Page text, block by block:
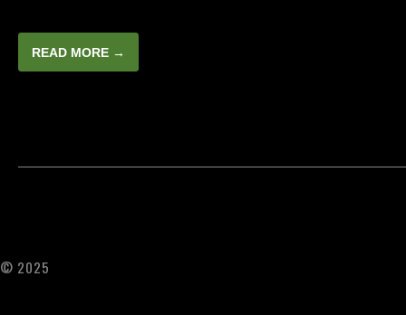
READ MORE →
© 2025